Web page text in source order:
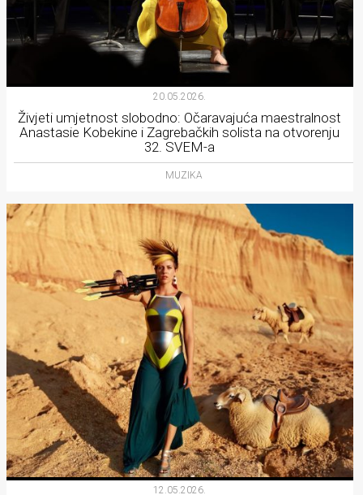
20.05.2026.
Živjeti umjetnost slobodno: Očaravajuća maestralnost
Anastasie Kobekine i Zagrebačkih solista na otvorenju
32. SVEM-a
MUZIKA
12.05.2026.